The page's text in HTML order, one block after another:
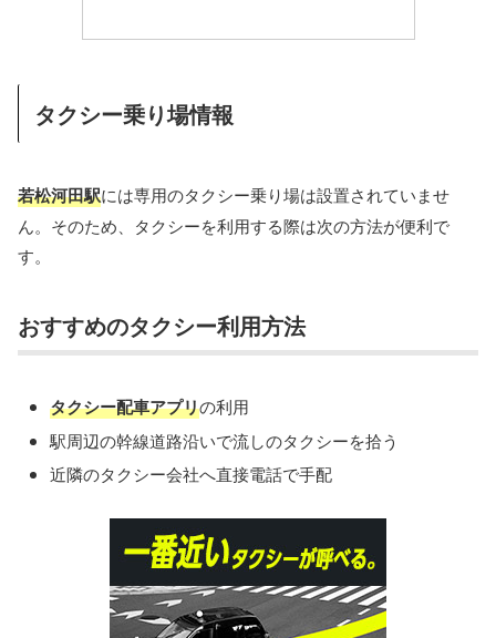
タクシー乗り場情報
若松河田駅には専用のタクシー乗り場は設置されていませ
ん。そのため、タクシーを利用する際は次の方法が便利で
す。
おすすめのタクシー利用方法
タクシー配車アプリの利用
駅周辺の幹線道路沿いで流しのタクシーを拾う
近隣のタクシー会社へ直接電話で手配